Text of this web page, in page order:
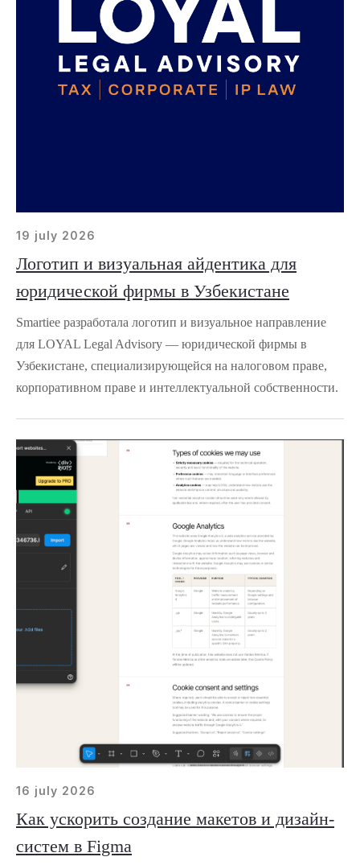
19 july 2026
Логотип и визуальная айдентика для
юридической фирмы в Узбекистане
Smartiee разработала логотип и визуальное направление
для LOYAL Legal Advisory — юридической фирмы в
Узбекистане, специализирующейся на налоговом праве,
корпоративном праве и интеллектуальной собственности.
16 july 2026
Как ускорить создание макетов и дизайн-
систем в Figma